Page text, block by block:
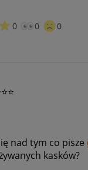
0 0 0
nad tym co pisze
kasków?